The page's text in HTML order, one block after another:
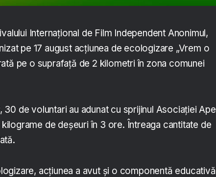
Internațional de Film Independent Anonimul,
pe 17 august acțiunea de ecologizare „Vrem o
pe o suprafață de 2 kilometri în zona comunei
, 30 de voluntari au adunat cu sprijinul Asociației Ape
de deșeuri în 3 ore. Întreaga cantitate de
acțiunea a avut și o componentă educativă